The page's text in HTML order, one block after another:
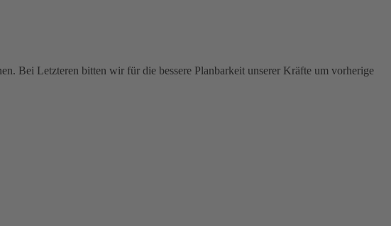
Bei Letzteren bitten wir für die bessere Planbarkeit unserer Kräfte um vorherige